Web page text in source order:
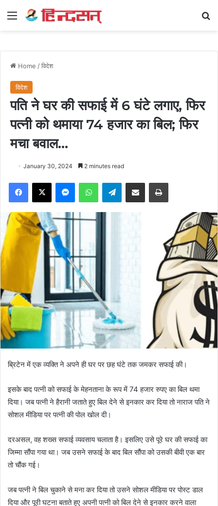
Menu
Home /विदेश
विदेश
पति ने घर की सफाई में 6 घंटे लगाए, फिर
पत्नी को थमाया 74 हजार का बिल; फिर
मचा बवाल…
January 30, 2024 2 minutes read
Facebook
X MessengerWhatsAppTelegramShare via Email Print
ब्रिटेन में एक व्यक्ति ने अपने ही घर पर छह घंटे तक जमकर सफाई की।
इसके बाद पत्नी को सफाई के मेहनताना के रूप में 74 हजार रुपए का बिल थमा
दिया। जब पत्नी ने हैरानी जताते हुए बिल देने से इनकार कर दिया तो नाराज पति ने
सोशल मीडिया पर पत्नी की पोल खोल दी।
दरअसल, वह शख्स सफाई व्यवसाय चलाता है। इसलिए उसे पूरे घर की सफाई का
जिम्मा सौंपा गया था। जब उसने सफाई के बाद बिल सौंपा को उसकी बीवी एक बार
तो चौंक गई।
जब पत्नी ने बिल चुकाने से मना कर दिया तो उसने सोशल मीडिया पर पोस्ट डाल
दिया और पूरी घटना बताते हुए अपनी पत्नी को बिल देने से इनकार करने वाला